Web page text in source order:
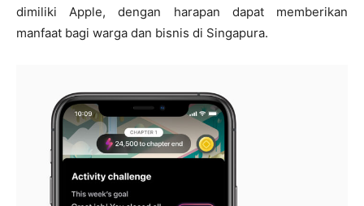
dimiliki Apple, dengan harapan dapat memberikan
manfaat bagi warga dan bisnis di Singapura.